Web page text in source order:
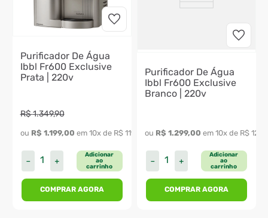
Purificador De Água
Ibbl Fr600 Exclusive
Prata | 220v
R$1.349,90
ou R$ 1.199,00 em 10x de R$ 119 90
＋
－
Adicionar
ao
carrinho
COMPRAR AGORA
Purificador De Água
Ibbl Fr600 Exclusive
Branco | 220v
ou R$ 1.299,00 em 10x de R$ 129
＋
－
Adicionar
ao
carrinho
COMPRAR AGORA